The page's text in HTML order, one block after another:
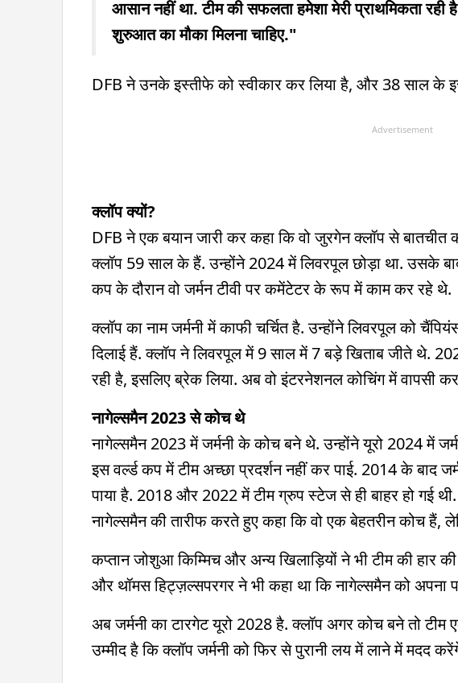
आसान नहीं था. टीम की सफलता हमेशा मेरी प्राथमिकता रही
शुरुआत का मौका मिलना चाहिए."
DFB ने उनके इस्तीफे को स्वीकार कर लिया है, और 38 साल के
Advertisement
क्लॉप क्यों?
DFB ने एक बयान जारी कर कहा कि वो जुरगेन क्लॉप से
क्लॉप 59 साल के हैं. उन्होंने 2024 में लिवरपूल छोड़ा था. उसके
कप के दौरान वो जर्मन टीवी पर कमेंटेटर के रूप में काम कर रहे थे.
क्लॉप का नाम जर्मनी में काफी चर्चित है. उन्होंने लिवरपूल को
दिलाई हैं. क्लॉप ने लिवरपूल में 9 साल में 7 बड़े खिताब जीते थे.
रही है, इसलिए ब्रेक लिया. अब वो इंटरनेशनल कोचिंग में वापसी
नागेल्समैन 2023 से कोच थे
नागेल्समैन 2023 में जर्मनी के कोच बने थे. उन्होंने यूरो 2024 में
इस वर्ल्ड कप में टीम अच्छा प्रदर्शन नहीं कर पाई. 2014 के बाद
पाया है. 2018 और 2022 में टीम ग्रुप स्टेज से ही बाहर हो गई
नागेल्समैन की तारीफ करते हुए कहा कि वो एक बेहतरीन कोच हैं,
कप्तान जोशुआ किम्मिच और अन्य खिलाड़ियों ने भी टीम की हार
और थॉमस हिट्ज़ल्सपरगर ने भी कहा था कि नागेल्समैन को अपना
अब जर्मनी का टारगेट यूरो 2028 है. क्लॉप अगर कोच बने तो टीम
उम्मीद है कि क्लॉप जर्मनी को फिर से पुरानी लय में लाने में मदद